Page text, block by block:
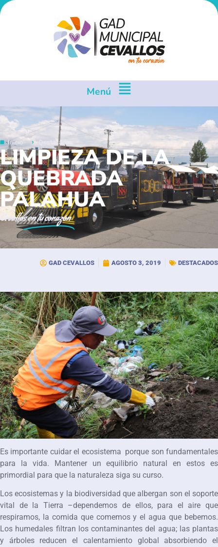
Menú
Inicio Destacados
LIMPIEZA DE LA
QUEBRADA
PALAHUA
Cevallosen tu corazón
GAD CEVALLOS AGOSTO 3, 2019 DESTACADOS
Es importante cuidar el ecosistema porque son fundamentales
para la vida. Mantener un equilibrio natural en estos es
primordial para que la naturaleza siga su curso.
Los ecosistemas y la biodiversidad que albergan son el soporte
vital de la Tierra –dependemos de ellos, para el aire que
respiramos, la comida que comemos y el agua que bebemos.
Los humedales filtran los contaminantes del agua; las plantas
y árboles reducen el calentamiento global absorbiendo el